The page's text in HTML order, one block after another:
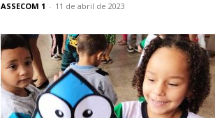
ASSECOM 1 - 11 de abril de 2023